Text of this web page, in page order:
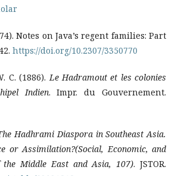
Notes on Java’s regent families: Part
https://doi.org/10.2307/3350770
C. (1886). Le Hadramout et les colonies
Indien. Impr. du Gouvernement.
Hadhrami Diaspora in Southeast Asia.
or Assimilation?(Social, Economic, and
the Middle East and Asia, 107). JSTOR.